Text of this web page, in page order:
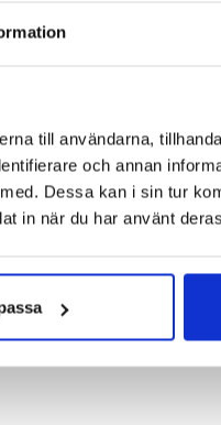
till användarna,
och annan
Dessa kan i sin tur
in när du har använt
I den här löparskon
ger fin flexibilitet